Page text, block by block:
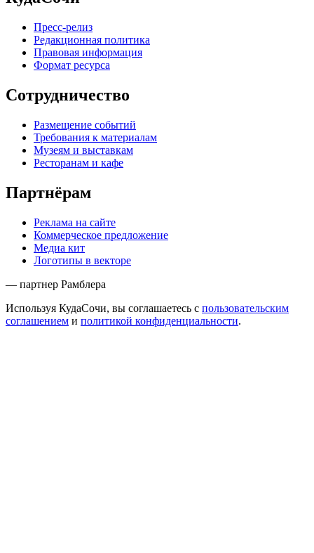
Пресс-релиз
Редакционная политика
Правовая информация
Формат ресурса
Сотрудничество
Размещение событий
Требования к материалам
Музеям и выставкам
Ресторанам и кафе
Партнёрам
Реклама на сайте
Коммерческое предложение
Медиа кит
Логотипы в векторе
— партнер Рамблера
Используя КудаСочи, вы соглашаетесь с пользовательским
соглашением и политикой конфиденциальности.